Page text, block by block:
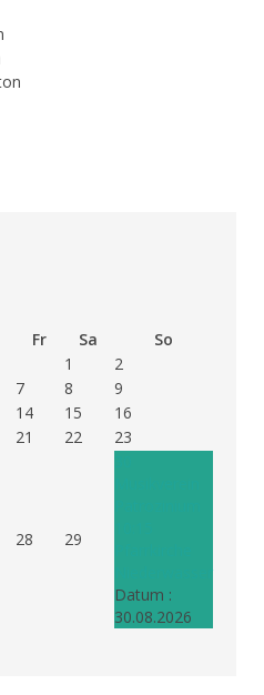
Fr Sa
So
1
2
7 8
9
14 15
16
21 22 23
28 29
Datum :
30.08.2026